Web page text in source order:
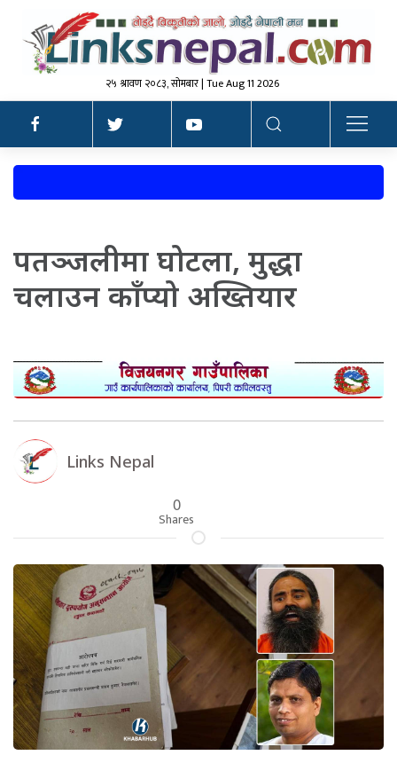
२५ श्रावण २०८३, सोमबार | Tue Aug 11 2026
पतञ्जलीमा घोटला, मुद्धा
चलाउन काँप्यो अख्तियार
Links Nepal
0
Shares